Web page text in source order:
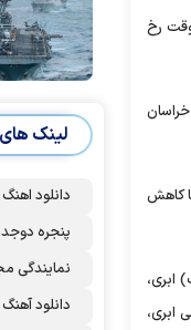
موقت رخ
خراسان
کاهش
نیز اظهار کرد: آسمان تهران فردا (۱۱ اردیبهشت) ابری،
و در روز سه‌شنبه (۱۲ اردیبهشت) کمی ابری،
لینک
دانلود اهنگ
پنجره
نمایندگی
دانلود